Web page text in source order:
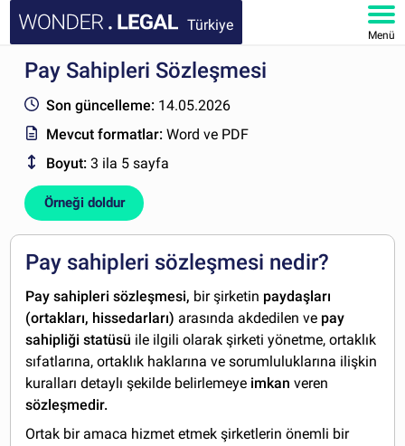
Türkiye
Menü
ANA SAYFA
BELGELER
SSS
HESABIM
Pay Sahipleri Sözleşmesi
Son güncelleme: 14.05.2026
Mevcut formatlar:Word ve PDF
Boyut: 3 ila 5 sayfa
Örneği doldur
Pay sahipleri sözleşmesi nedir?
Pay sahipleri sözleşmesi, bir şirketin paydaşları
(ortakları, hissedarları) arasında akdedilen ve pay
sahipliği statüsü ile ilgili olarak şirketi yönetme, ortaklık
sıfatlarına, ortaklık haklarına ve sorumluluklarına ilişkin
kuralları detaylı şekilde belirlemeye imkan veren
sözleşmedir.
Ortak bir amaca hizmet etmek şirketlerin önemli bir